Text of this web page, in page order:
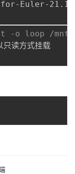
Euler-
-o loop /
读方式挂载